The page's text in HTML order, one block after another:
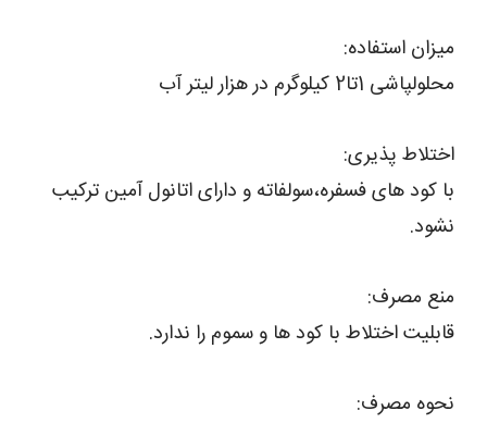
میزان استفاده:
محلولپاشی 1تا2 کیلوگرم در هزار لیتر آب
اختلاط پذیری:
با کود های فسفره،سولفاته و دارای اتانول آمین ترکیب
نشود.
منع مصرف:
قابلیت اختلاط با کود ها و سموم را ندارد.
نحوه مصرف: